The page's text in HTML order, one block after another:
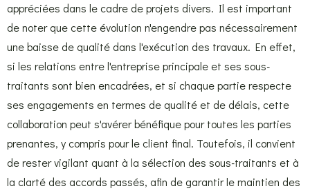
appréciées dans le cadre de projets divers. Il est important
de noter que cette évolution n'engendre pas nécessairement
une baisse de qualité dans l'exécution des travaux. En effet,
si les relations entre l'entreprise principale et ses sous-
traitants sont bien encadrées, et si chaque partie respecte
ses engagements en termes de qualité et de délais, cette
collaboration peut s'avérer bénéfique pour toutes les parties
prenantes, y compris pour le client final. Toutefois, il convient
de rester vigilant quant à la sélection des sous-traitants et à
la clarté des accords passés, afin de garantir le maintien des